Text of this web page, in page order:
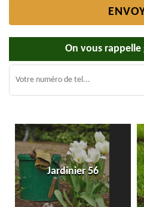
On vous
Jardinier 56